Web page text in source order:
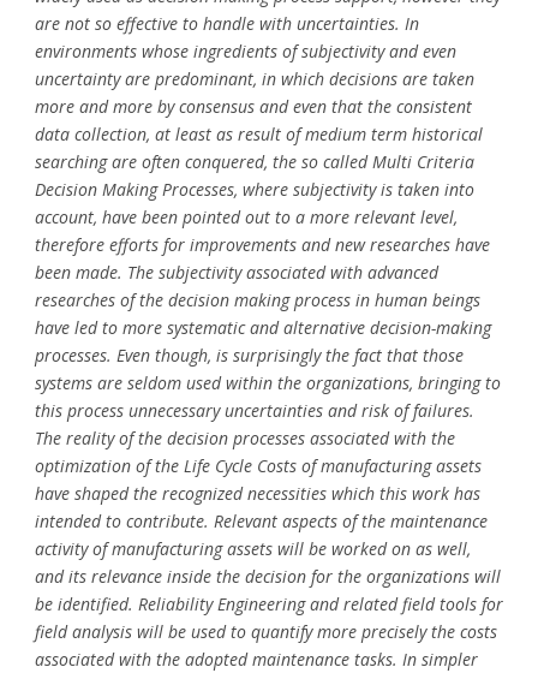
are not so effective to handle with uncertainties. In
environments whose ingredients of subjectivity and even
uncertainty are predominant, in which decisions are taken
more and more by consensus and even that the consistent
data collection, at least as result of medium term historical
searching are often conquered, the so called Multi Criteria
Decision Making Processes, where subjectivity is taken into
account, have been pointed out to a more relevant level,
therefore efforts for improvements and new researches have
been made. The subjectivity associated with advanced
researches of the decision making process in human beings
have led to more systematic and alternative decision-making
processes. Even though, is surprisingly the fact that those
systems are seldom used within the organizations, bringing to
this process unnecessary uncertainties and risk of failures.
The reality of the decision processes associated with the
optimization of the Life Cycle Costs of manufacturing assets
have shaped the recognized necessities which this work has
intended to contribute. Relevant aspects of the maintenance
activity of manufacturing assets will be worked on as well,
and its relevance inside the decision for the organizations will
be identified. Reliability Engineering and related field tools for
field analysis will be used to quantify more precisely the costs
associated with the adopted maintenance tasks. In simpler